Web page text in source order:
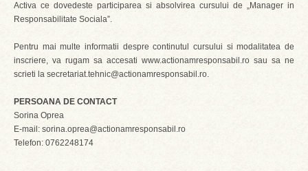
Activa ce dovedeste participarea si absolvirea cursului de „Manager in
Responsabilitate Sociala”.
Pentru mai multe informatii despre continutul cursului si modalitatea de
inscriere, va rugam sa accesati www.actionamresponsabil.ro sau sa ne
scrieti la secretariat.tehnic@actionamresponsabil.ro.
PERSOANA DE CONTACT
Sorina Oprea
E-mail: sorina.oprea@actionamresponsabil.ro
Telefon: 0762248174